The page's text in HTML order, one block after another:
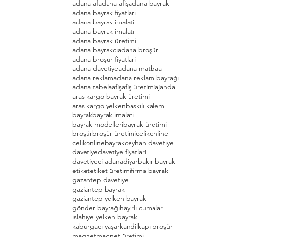
adana afadana afişadana bayrak
adana bayrak fiyatlari
adana bayrak imalati
adana bayrak imalatı
adana bayrak üretimi
adana bayrakciadana broşür
adana broşür fiyatlari
adana davetiyeadana matbaa
adana reklamadana reklam bayrağı
adana tabelaafişafiş üretimiajanda
aras kargo bayrak üretimi
aras kargo yelkenbaskılı kalem
bayrakbayrak imalati
bayrak modelleribayrak üretimi
broşürbroşür üretimicelikonline
celikonlinebayrakceyhan davetiye
davetiyedavetiye fiyatlari
davetiyeci adanadiyarbakır bayrak
etiketetiket üretimifirma bayrak
gazantep davetiye
gaziantep bayrak
gaziantep yelken bayrak
gönder bayrağıhayırlı cumalar
islahiye yelken bayrak
kaburgacı yaşarkandil kapı broşür